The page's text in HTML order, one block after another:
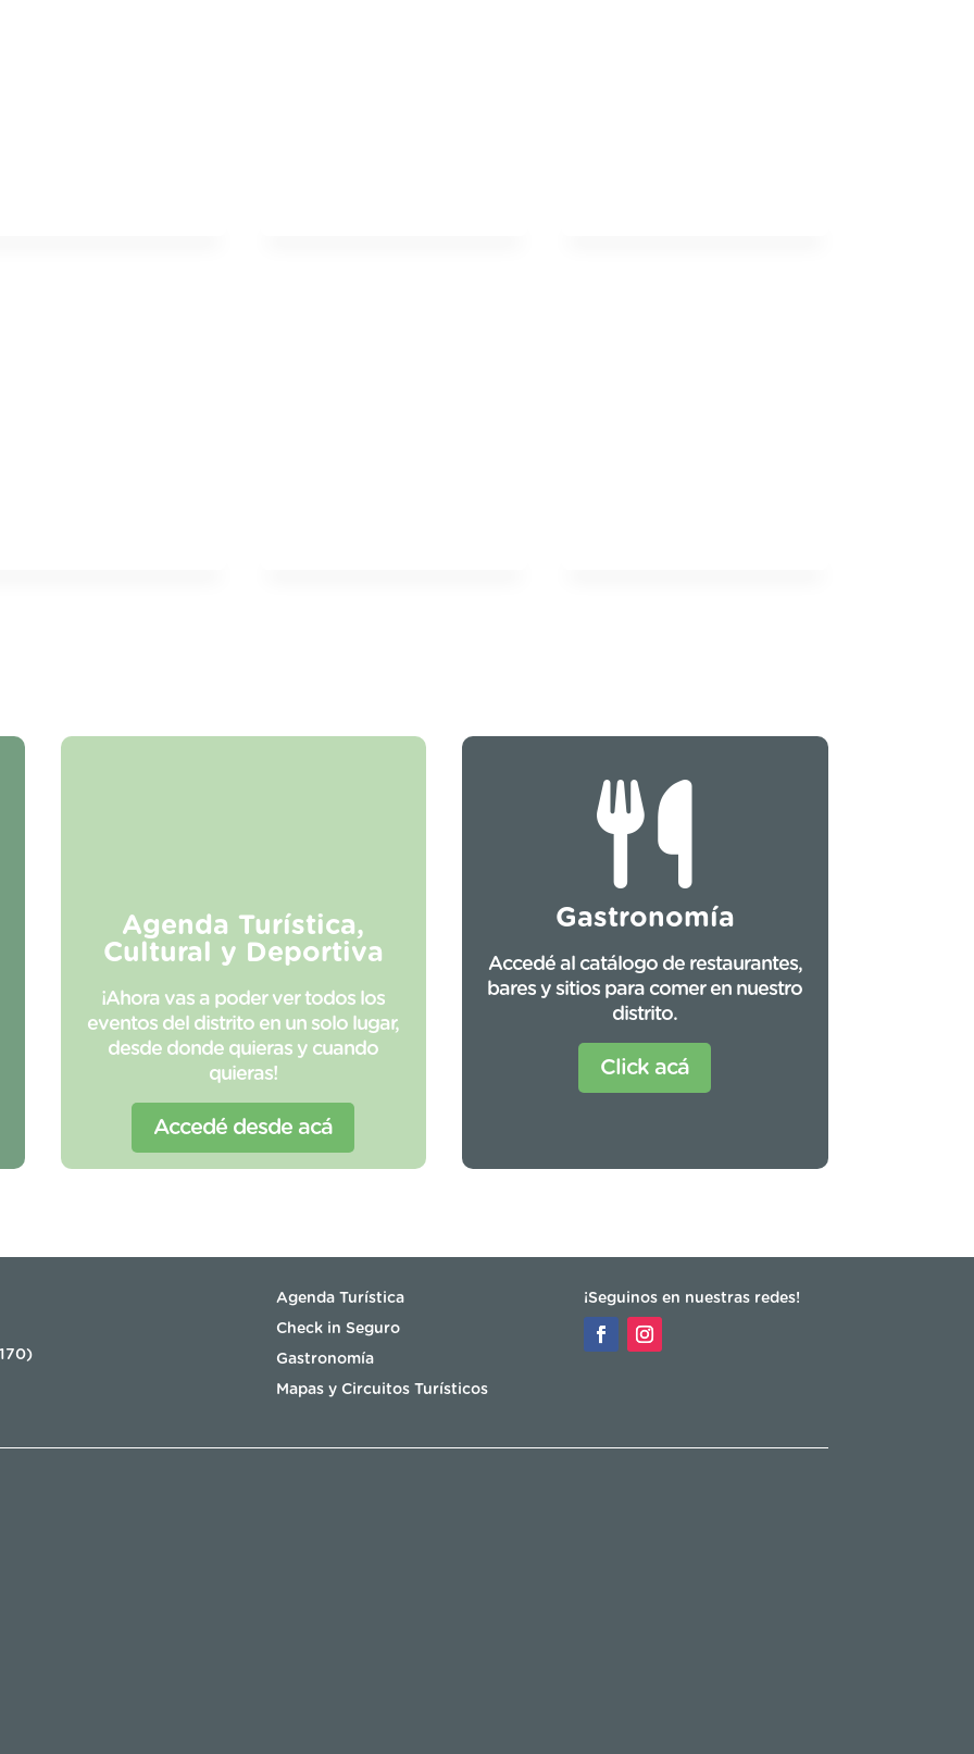
Agenda Turística,
Cultural y Deportiva
¡Ahora vas a poder ver todos los
eventos del distrito en un solo lugar,
desde donde quieras y cuando
quieras!
Accedé desde acá
Gastronomía
Accedé al catálogo de restaurantes,
bares y sitios para comer en nuestro
distrito.
Click acá
Agenda Turística
Check in Seguro
Gastronomía
Mapas y Circuitos Turísticos
¡Seguinos en nuestras redes!